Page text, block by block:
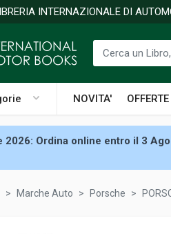
INTERNAZIONALE DI
NOVITA' OFFERTE
2026: Ordina online entro il 3
Marche Auto Porsche